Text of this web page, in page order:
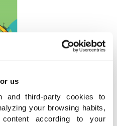
us
third-party cookies to
your browsing habits,
according to your